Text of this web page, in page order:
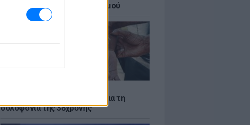
υψηλότερο επίπεδο συναγερμού
Προφυλακίστηκε ο Αφγανός για τη
δολοφονία της 38χρονης